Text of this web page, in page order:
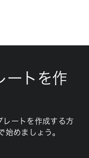
ートを作
ートを作成する方
始めましょう。